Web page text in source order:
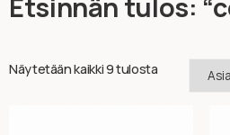
Etsinnän tulos:
Näytetään kaikki 9 tulosta